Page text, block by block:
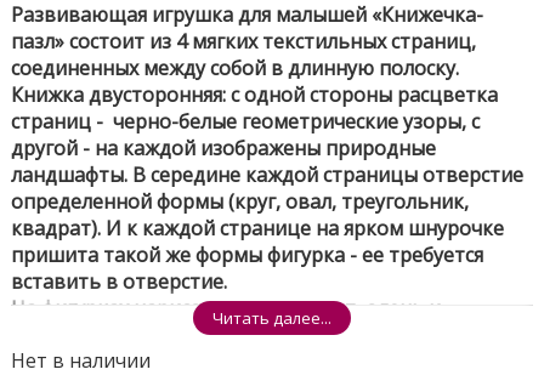
Развивающая игрушка для малышей «Книжечка-
пазл» состоит из 4 мягких текстильных страниц,
соединенных между собой в длинную полоску.
Книжка двусторонняя: с одной стороны расцветка
страниц - черно-белые геометрические узоры, с
другой - на каждой изображены природные
ландшафты. В середине каждой страницы отверстие
определенной формы (круг, овал, треугольник,
квадрат). И к каждой странице на ярком шнурочке
пришита такой же формы фигурка - ее требуется
вставить в отверстие.
На фигурках нарисованы сова, енот, олень и
медведь. Правильно разместив фигурки, малыш
увидит, что енот сидит в норке, сова - на ветке,
Читать далее...
Нет в наличии